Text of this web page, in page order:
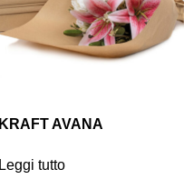
KRAFT AVANA
Leggi tutto